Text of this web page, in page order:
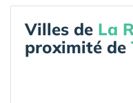
Villes de La
proximité de